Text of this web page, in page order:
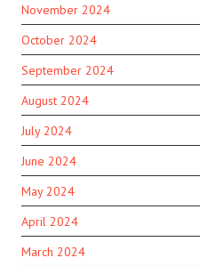
November 2024
October 2024
September 2024
August 2024
July 2024
June 2024
May 2024
April 2024
March 2024